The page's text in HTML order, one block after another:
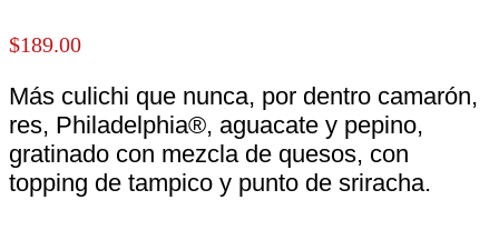
$189.00
Más culichi que nunca, por dentro camarón,
res, Philadelphia®, aguacate y pepino,
gratinado con mezcla de quesos, con
topping de tampico y punto de sriracha.